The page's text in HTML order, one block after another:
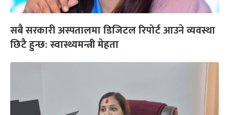
सबै सरकारी अस्पतालमा डिजिटल रिपोर्ट आउने व्यवस्था
छिटै हुन्छ: स्वास्थ्यमन्त्री मेहता